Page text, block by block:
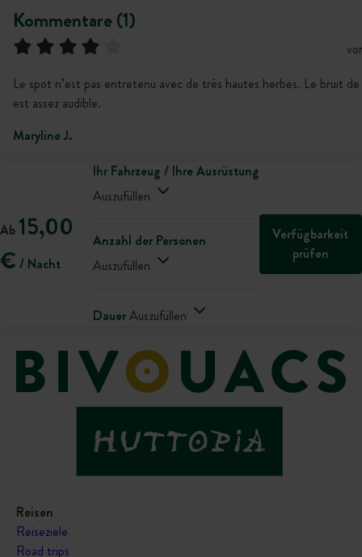
Kommentare (1)
Le spot n’est pas entretenu avec de très hautes herbes. Le bruit
est assez audible.
Maryline J.
Ab 15,00
€ / Nacht
Ihr Fahrzeug / Ihre Ausrüstung
Auszufüllen
Anzahl der Personen
Auszufüllen
DauerAuszufüllen
Verfügbarkeit
prüfen
Reisen
Reiseziele
Road trips